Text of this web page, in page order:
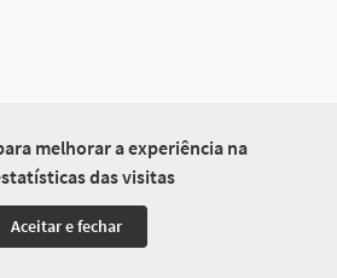
melhorar a experiência na
das visitas
Aceitar e fechar